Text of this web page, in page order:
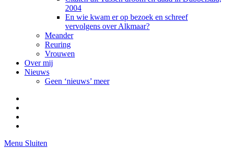
2004
En wie kwam er op bezoek en schreef
vervolgens over Alkmaar?
Meander
Reuring
Vrouwen
Over mij
Nieuws
Geen ‘nieuws’ meer
Menu Sluiten